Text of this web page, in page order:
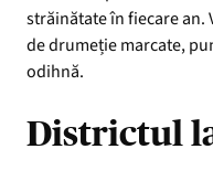
străinătate în fiecare
de drumeție marcate,
odihnă.
Districtul